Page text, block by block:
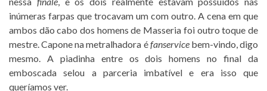
inúmeras farpas que trocavam um com outro. A cena em que
ambos dão cabo dos homens de Masseria foi outro toque de
mestre. Capone na metralhadora éfanservicebem-vindo, digo
mesmo. A piadinha entre os dois homens no final da
emboscada selou a parceria imbatível e era isso que
queríamos ver.